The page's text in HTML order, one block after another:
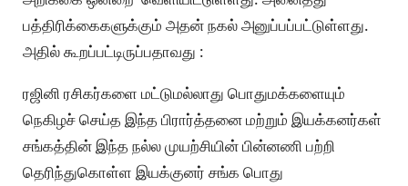
பத்திரிக்கைகளுக்கும் அதன் நகல் அனுப்பப்பட்டுள்ளது.
அதில் கூறப்பட்டிருப்பதாவது :
ரஜினி ரசிகர்களை மட்டுமல்லாது பொதுமக்களையும்
நெகிழச் செய்த இந்த பிரார்த்தனை மற்றும் இயக்கனர்கள்
சங்கத்தின் இந்த நல்ல முயற்சியின் பின்னணி பற்றி
தெரிந்துகொள்ள இயக்குனர் சங்க பொது